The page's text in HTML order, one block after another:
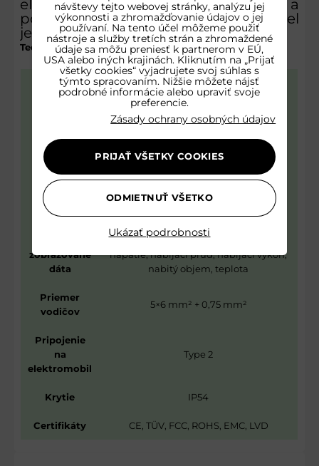
elektromobily, ktorá je bezpečná a
pohodlná na používanie, tento model
je ideálnou voľbou.
Technická tabuľka:
Výkon 22 kW
Dĺžka kábla 4 m
Pripojenie
ovládanie
Áno, aplikácia Tuya Smart
zobrazované
dáta
Časovač, doba nabíjania, sieťové
napätie, nabíjací prúd, nabíjací výkon,
nabitý objem, teplota
Priemer
vodičov
5×6 mm² + 0,75 mm²
Pripojenie
na
elektromobil
Type 2
Krytie IP54
Certifikáty CE, TÜV, FCC, ROHS, EMC, LVD
návštevy tejto webovej stránky, analýzu jej
výkonnosti a zhromažďovanie údajov o jej
používaní. Na tento účel môžeme použiť
nástroje a služby tretích strán a zhromaždené
údaje sa môžu preniesť k partnerom v EÚ,
USA alebo iných krajinách. Kliknutím na „Prijať
všetky cookies“ vyjadrujete svoj súhlas s
týmto spracovaním. Nižšie môžete nájsť
podrobné informácie alebo upraviť svoje
preferencie.
Zásady ochrany osobných údajov
Ukázať podrobnosti
PRIJAŤ VŠETKY COOKIES
ODMIETNUŤ VŠETKO